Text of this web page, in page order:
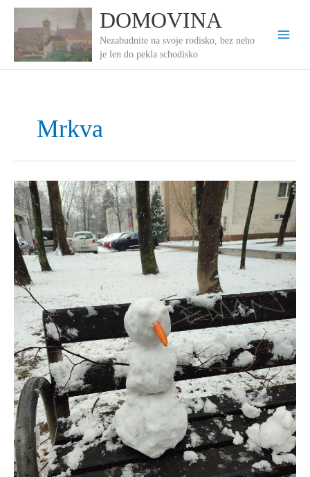
obsah
DOMOVINA
Nezabudnite na svoje rodisko, bez neho
je len do pekla schodisko
Mrkva